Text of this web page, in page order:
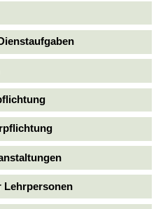
Lehrpersonen